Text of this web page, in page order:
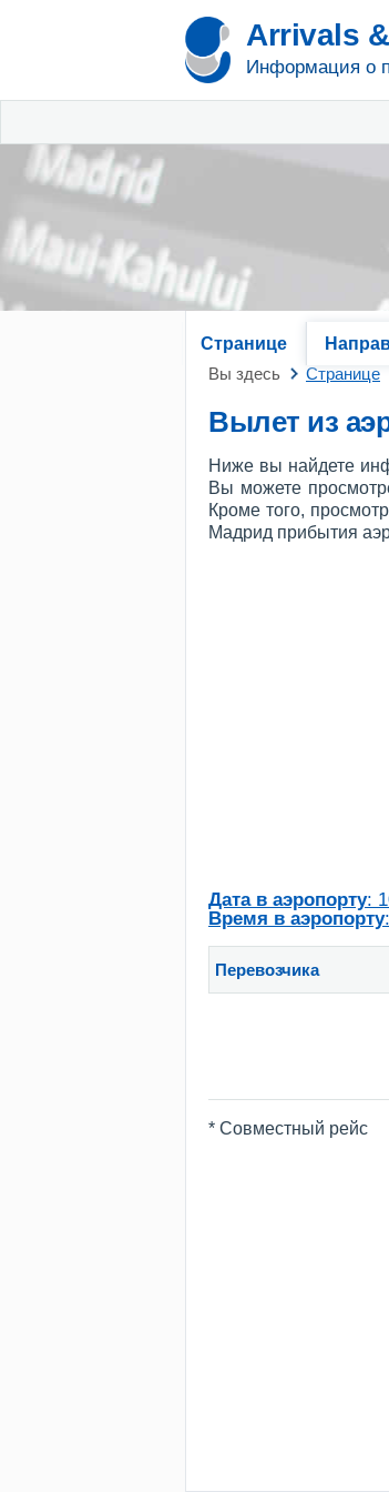
Arrivals
Информация о
Странице
Вы здесь
Странице
Вылет из
Ниже вы найдете
Вы можете
Кроме того,
Мадрид прибытия
Дата в аэропорту:
Время в аэропорту
Перевозчика
* Совместный рейс